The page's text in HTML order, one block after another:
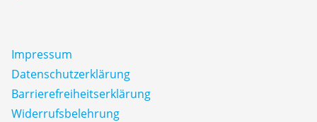
Impressum
Datenschutz­erklärung
Barrierefreiheitserklärung
Widerrufsbelehrung